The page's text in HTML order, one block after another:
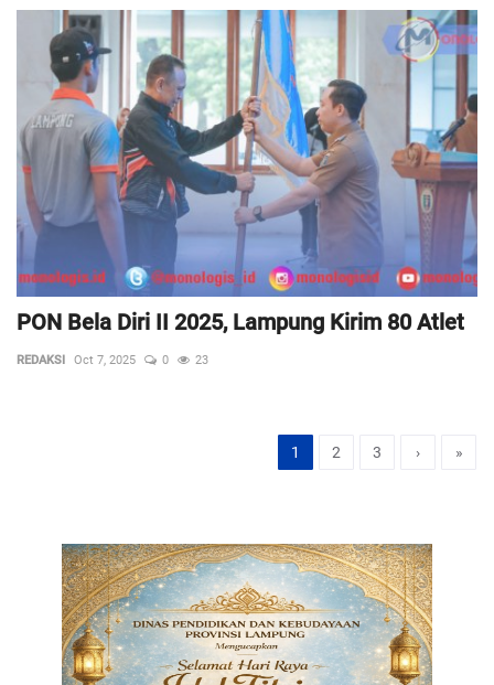
PON Bela Diri II 2025, Lampung Kirim 80 Atlet
REDAKSI Oct 7, 2025 0 23
1 2 3 › »